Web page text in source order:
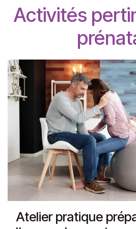
Activités
Atelier pratique